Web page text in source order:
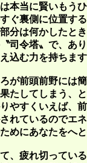
本当に賢いもう
ぐ裏側に位置す
分は何かしたと
司令塔〟で、あ
込む力を持ちま
が前頭前野には
たしてしまう、
やすくいえば、
れているのでエ
めにあなたをへ
、疲れ切ってい